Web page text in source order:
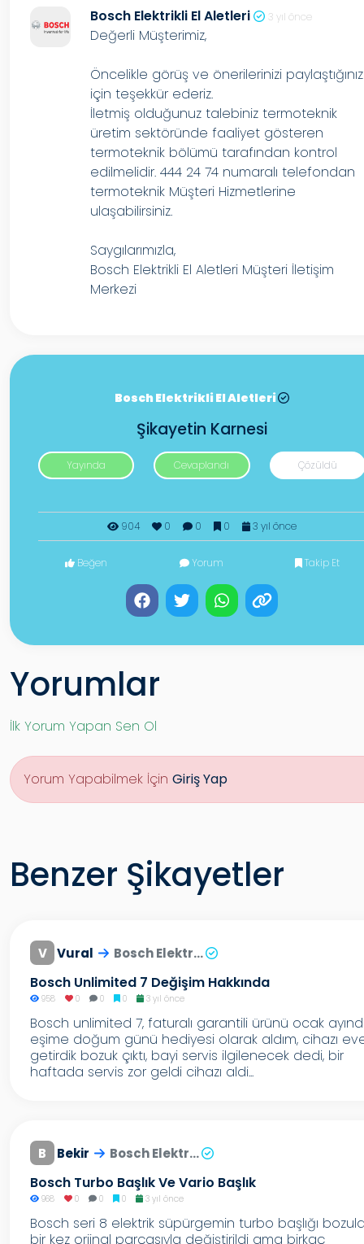
Bosch Elektrikli El Aletleri 3 yıl önce
Değerli Müşterimiz,
Öncelikle görüş ve önerilerinizi paylaştığınız
için teşekkür ederiz.
İletmiş olduğunuz talebiniz termoteknik
üretim sektöründe faaliyet gösteren
termoteknik bölümü tarafından kontrol
edilmelidir. 444 24 74 numaralı telefondan
termoteknik Müşteri Hizmetlerine
ulaşabilirsiniz.
Saygılarımızla,
Bosch Elektrikli El Aletleri Müşteri İletişim
Merkezi
Bosch Elektrikli El Aletleri
Şikayetin Karnesi
Yayında Cevaplandı Çözüldü
904 0 0 0 3 yıl önce
Beğen Yorum Takip Et
Yorumlar
İlk Yorum Yapan Sen Ol
Yorum Yapabilmek İçin Giriş Yap
Benzer Şikayetler
V Vural Bosch Elektr...
Bosch Unlimited 7 Değişim Hakkında
958 0 0 0 3 yıl önce
Bosch unlimited 7, faturalı garantili ürünü ocak
eşime doğum günü hediyesi olarak aldım, cihazı
getirdik bozuk çıktı, bayi servis ilgilenecek dedi, bir
haftada servis zor geldi cihazı aldi...
B Bekir Bosch Elektr...
Bosch Turbo Başlık Ve Vario Başlık
968 0 0 0 3 yıl önce
Bosch seri 8 elektrik süpürgemin turbo başlığı
bir kez orjinal parçasıyla değiştirildi ama birkaç